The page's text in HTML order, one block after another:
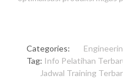
Categories:
Tag: Info Pelatihan
Jadwal Training